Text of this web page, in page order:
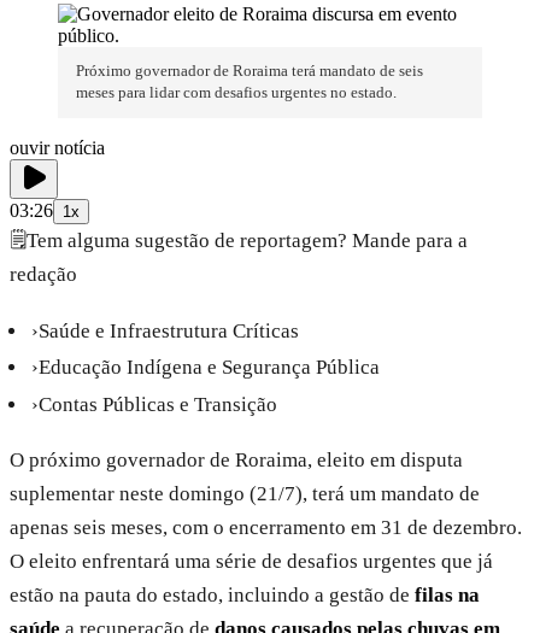
Próximo governador de Roraima terá mandato de seis
meses para lidar com desafios urgentes no estado.
ouvir notícia
03:26 1x
🗒️Tem alguma sugestão de reportagem? Mande para a
redação
›Saúde e Infraestrutura Críticas
›Educação Indígena e Segurança Pública
›Contas Públicas e Transição
O próximo governador de Roraima, eleito em disputa
suplementar neste domingo (21/7), terá um mandato de
apenas seis meses, com o encerramento em 31 de dezembro.
O eleito enfrentará uma série de desafios urgentes que já
estão na pauta do estado, incluindo a gestão de filas na